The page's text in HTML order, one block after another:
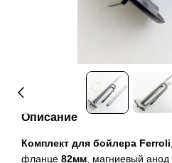
Описание
Комплект для бойлера Ferroli
фланце 82мм , магниевый анод